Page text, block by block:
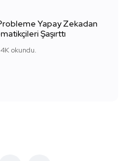
Probleme Yapay Zekadan
Şaşırttı
4K okundu.